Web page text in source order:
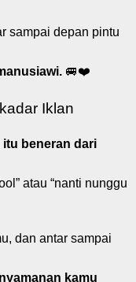
sampai depan pintu
🚐❤️
Iklan
beneran dari
atau “nanti nunggu
dan antar sampai
kamu